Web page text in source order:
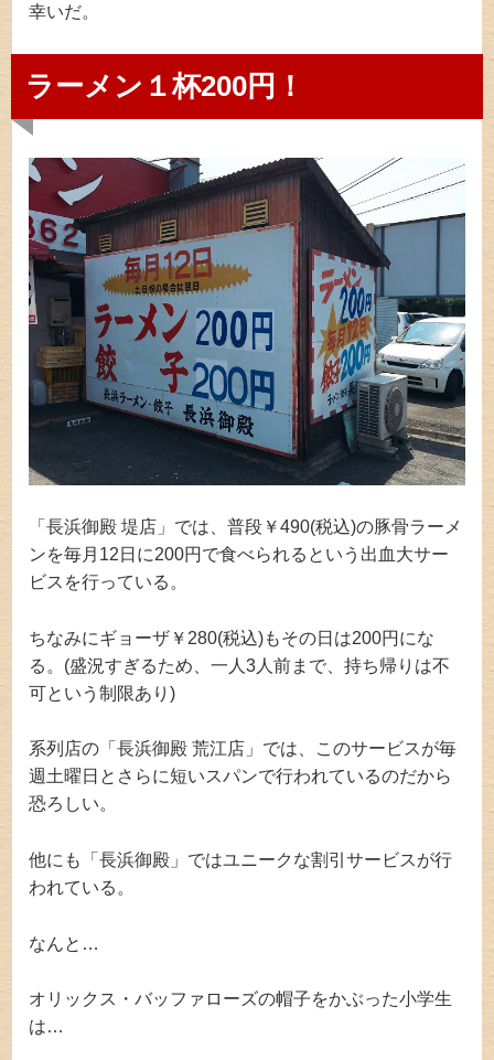
幸いだ。
ラーメン１杯200円！
「長浜御殿 堤店」では、普段￥490(税込)の豚骨ラーメ
ンを毎月12日に200円で食べられるという出血大サー
ビスを行っている。
ちなみにギョーザ￥280(税込)もその日は200円にな
る。(盛況すぎるため、一人3人前まで、持ち帰りは不
可という制限あり)
系列店の「長浜御殿 荒江店」では、このサービスが毎
週土曜日とさらに短いスパンで行われているのだから
恐ろしい。
他にも「長浜御殿」ではユニークな割引サービスが行
われている。
なんと…
オリックス・バッファローズの帽子をかぶった小学生
は…